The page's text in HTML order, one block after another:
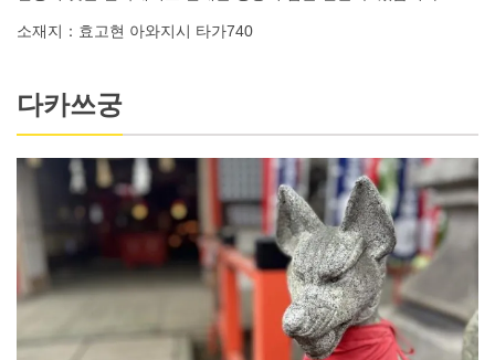
소재지：효고현 아와지시 타가740
다카쓰궁